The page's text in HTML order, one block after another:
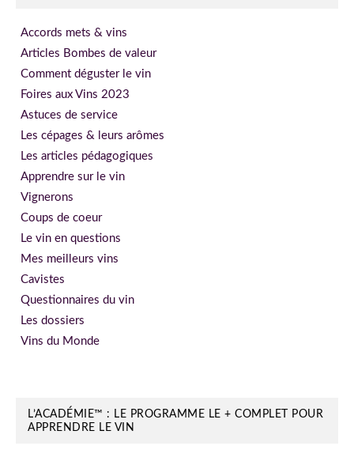
Accords mets & vins
Articles Bombes de valeur
Comment déguster le vin
Foires aux Vins 2023
Astuces de service
Les cépages & leurs arômes
Les articles pédagogiques
Apprendre sur le vin
Vignerons
Coups de coeur
Le vin en questions
Mes meilleurs vins
Cavistes
Questionnaires du vin
Les dossiers
Vins du Monde
L’ACADÉMIE™ : LE PROGRAMME LE + COMPLET POUR
APPRENDRE LE VIN